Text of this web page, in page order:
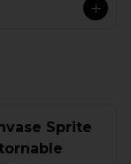
Sprite